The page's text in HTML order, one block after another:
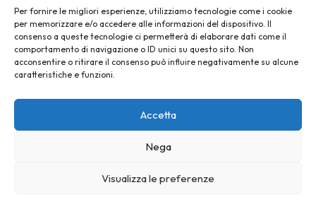
Per fornire le migliori esperienze, utilizziamo tecnologie come i cookie
per memorizzare e/o accedere alle informazioni del dispositivo. Il
consenso a queste tecnologie ci permetterà di elaborare dati come il
comportamento di navigazione o ID unici su questo sito. Non
acconsentire o ritirare il consenso può influire negativamente su alcune
caratteristiche e funzioni.
Accetta
Nega
Visualizza le preferenze
LA
NEVE
Navigazione
pagina
Pagina
Precedente
1 … 8 9 10
11
12
13
Pagina
Kadence WP